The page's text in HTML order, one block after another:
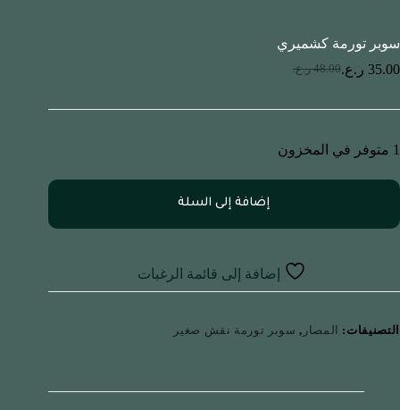
سوبر تورمة كشميري
48.00 ر.ع. 35.00 ر.ع.
1 متوفر في المخزون
إضافة إلى السلة
إضافة إلى قائمة الرغبات
التصنيفات: المصار , سوبر تورمة نقش صغير